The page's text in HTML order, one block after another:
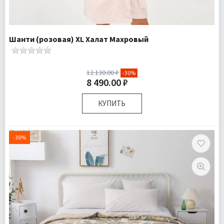
Шанти (розовая) XL Халат Махровый
12 130.00 ₽ -30%
8 490.00 ₽
КУПИТЬ
Комплектация:
Халат 1 шт
Махра
Доставка:
Бесплатно
-30%